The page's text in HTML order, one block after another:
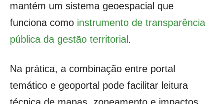
mantém um sistema geoespacial que
funciona como instrumento de transparência
pública da gestão territorial .
Na prática, a combinação entre portal
temático e geoportal pode facilitar leitura